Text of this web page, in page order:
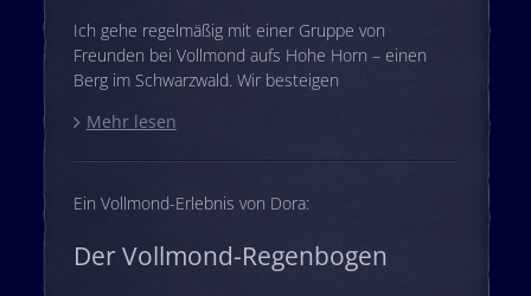
Ich gehe regelmäßig mit einer Gruppe von
Freunden bei Vollmond aufs Hohe Horn – einen
Berg im Schwarzwald. Wir besteigen
Mehr lesen
Ein Vollmond-Erlebnis von Dora:
Der Vollmond-Regenbogen